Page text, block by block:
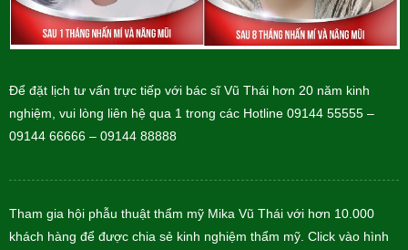
Để đặt lịch tư vấn trực tiếp với bác sĩ Vũ Thái hơn 20 năm kinh
nghiệm, vui lòng liên hệ qua 1 trong các Hotline 09144 55555 –
09144 66666 – 09144 88888
Tham gia hội phẫu thuật thẩm mỹ Mika Vũ Thái với hơn 10.000
khách hàng để được chia sẻ kinh nghiệm thẩm mỹ. Click vào hình